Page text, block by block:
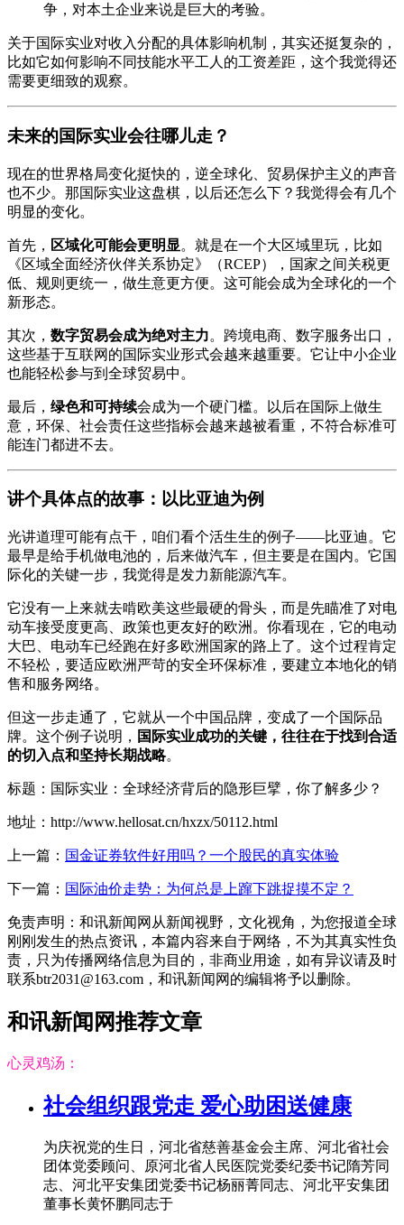
争，对本土企业来说是巨大的考验。
关于国际实业对收入分配的具体影响机制，其实还挺复杂的，
比如它如何影响不同技能水平工人的工资差距，这个我觉得还
需要更细致的观察。
未来的国际实业会往哪儿走？
现在的世界格局变化挺快的，逆全球化、贸易保护主义的声音
也不少。那国际实业这盘棋，以后还怎么下？我觉得会有几个
明显的变化。
首先， 区域化可能会更明显。就是在一个大区域里玩，比如
《区域全面经济伙伴关系协定》（RCEP），国家之间关税更
低、规则更统一，做生意更方便。这可能会成为全球化的一个
新形态。
其次， 数字贸易会成为绝对主力。跨境电商、数字服务出口，
这些基于互联网的国际实业形式会越来越重要。它让中小企业
也能轻松参与到全球贸易中。
最后， 绿色和可持续会成为一个硬门槛。以后在国际上做生
意，环保、社会责任这些指标会越来越被看重，不符合标准可
能连门都进不去。
讲个具体点的故事：以比亚迪为例
光讲道理可能有点干，咱们看个活生生的例子——比亚迪。它
最早是给手机做电池的，后来做汽车，但主要是在国内。它国
际化的关键一步，我觉得是发力新能源汽车。
它没有一上来就去啃欧美这些最硬的骨头，而是先瞄准了对电
动车接受度更高、政策也更友好的欧洲。你看现在，它的电动
大巴、电动车已经跑在好多欧洲国家的路上了。这个过程肯定
不轻松，要适应欧洲严苛的安全环保标准，要建立本地化的销
售和服务网络。
但这一步走通了，它就从一个中国品牌，变成了一个国际品
牌。这个例子说明， 国际实业成功的关键，往往在于找到合适
的切入点和坚持长期战略。
标题：国际实业：全球经济背后的隐形巨擘，你了解多少？
地址：http://www.hellosat.cn/hxzx/50112.html
上一篇： 国金证券软件好用吗？一个股民的真实体验
下一篇： 国际油价走势：为何总是上蹿下跳捉摸不定？
免责声明：和讯新闻网从新闻视野，文化视角，为您报道全球
刚刚发生的热点资讯，本篇内容来自于网络，不为其真实性负
责，只为传播网络信息为目的，非商业用途，如有异议请及时
联系btr2031@163.com，和讯新闻网的编辑将予以删除。
和讯新闻网推荐文章
心灵鸡汤：
社会组织跟党走 爱心助困送健康
为庆祝党的生日，河北省慈善基金会主席、河北省社会
团体党委顾问、原河北省人民医院党委纪委书记隋芳同
志、河北平安集团党委书记杨丽菁同志、河北平安集团
董事长黄怀鹏同志于